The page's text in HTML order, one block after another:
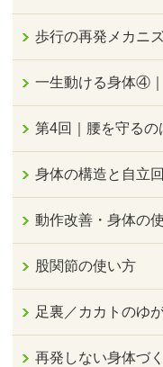
歩行の再発メカニ
一生動ける身体④
第4回｜腰を守る
身体の構造と自立
動作改善・身体の
股関節の使い方
足裏／カカトのゆ
再発しない身体づ